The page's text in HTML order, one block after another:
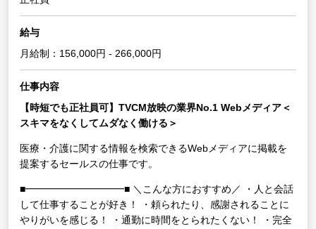
給与
月給制：156,000円 - 266,000円
仕事内容
【時短でも正社員可】TVCM放映の業界No.1 Webメディア＜
スキマをなくしてムダなく働ける＞
医療・介護に関する情報を検索できるWebメディアに掲載を
提案するセールスの仕事です。
■━━━━━━━━━━■ ＼こんな方におすすめ／
・人と会話
して仕事することが好き！
・頼られたり、感謝されることに
やりがいを感じる！
・通勤に時間をとられたくない！
・完全